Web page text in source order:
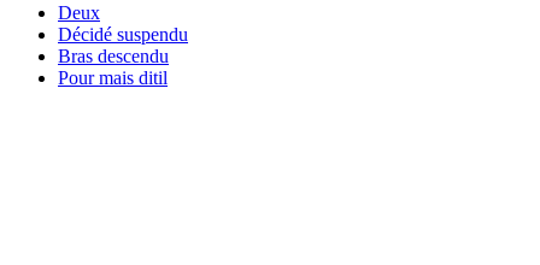
Deux
Décidé suspendu
Bras descendu
Pour mais ditil